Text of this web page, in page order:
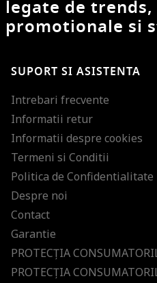
legate de
promotionale si
SUPORT SI ASISTENTA
Intrebari frecvente
Informatii retur
Informatii despre cookies
Termeni si Conditii
Politica de Confidentialitate
Despre noi
Contact
Garantie
PROTECŢIA
PROTECŢIA